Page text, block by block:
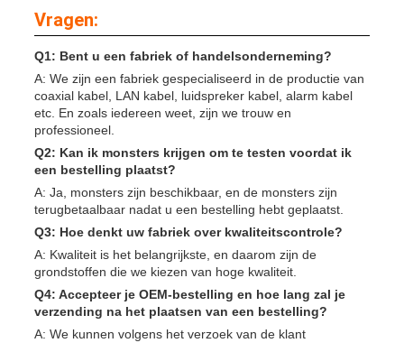
Vragen:
Q1: Bent u een fabriek of handelsonderneming?
A: We zijn een fabriek gespecialiseerd in de productie van
coaxial kabel, LAN kabel, luidspreker kabel, alarm kabel
etc. En zoals iedereen weet, zijn we trouw en
professioneel.
Q2: Kan ik monsters krijgen om te testen voordat ik
een bestelling plaatst?
A: Ja, monsters zijn beschikbaar, en de monsters zijn
terugbetaalbaar nadat u een bestelling hebt geplaatst.
Q3: Hoe denkt uw fabriek over kwaliteitscontrole?
A: Kwaliteit is het belangrijkste, en daarom zijn de
grondstoffen die we kiezen van hoge kwaliteit.
Q4: Accepteer je OEM-bestelling en hoe lang zal je
verzending na het plaatsen van een bestelling?
A: We kunnen volgens het verzoek van de klant